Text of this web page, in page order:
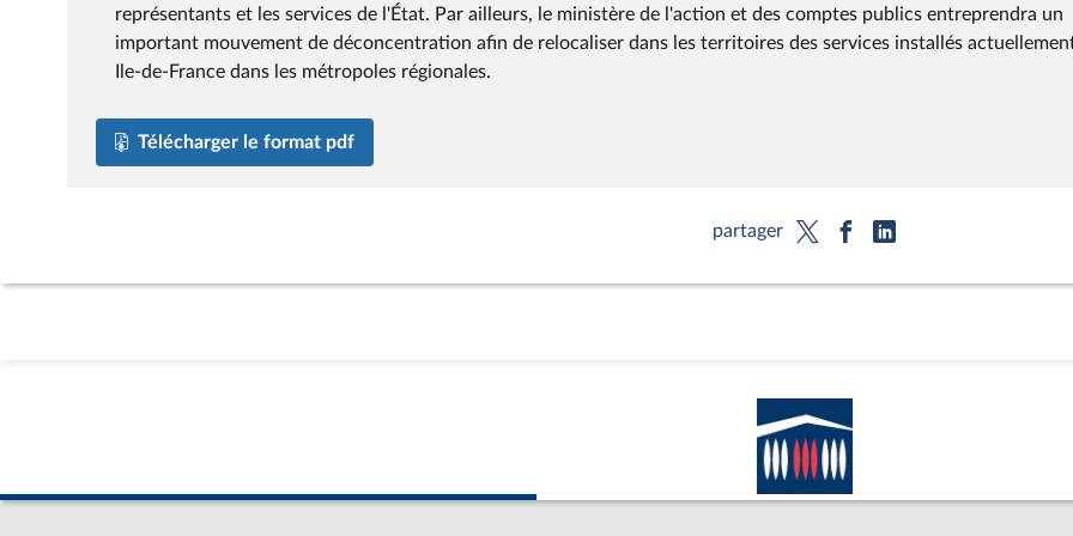
représentants et les services de l'État. Par ailleurs, le ministère de l'action et des comptes publics entreprendra un
important mouvement de déconcentration afin de relocaliser dans les territoires des services installés
Ile-de-France dans les métropoles régionales.
Télécharger le format pdf
partager